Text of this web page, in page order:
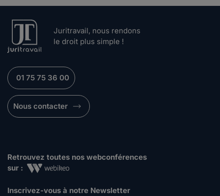
Juritravail, nous rendons
le droit plus simple !
01 75 75 36 00
Nous contacter
Retrouvez toutes nos webconférences
sur :
Inscrivez-vous à notre Newsletter